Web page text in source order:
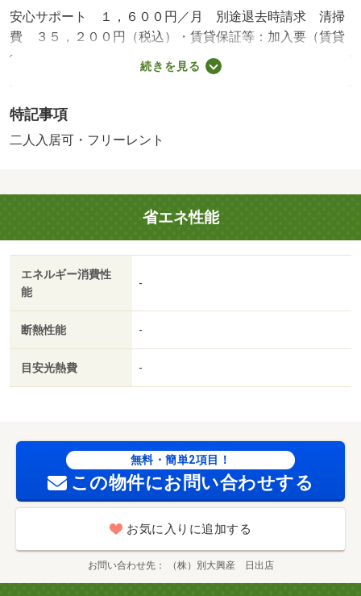
安心サポート １，６００円／月 別途退去時請求 清掃
費 ３５，２００円（税込）・賃貸保証等：加入要（賃貸
保証料 ４１，６８０円 更新料無）・維持費等：町内会
費３００円／月・フリーレントあり：１ヶ月・★日出町中
便利なエリアです☆/投てき用消火剤（１本 7260円/サニタ
リー 22000円
続きを見る
特記事項
二人入居可・フリーレント
省エネ性能
エネルギー消費性
能
-
断熱性能 -
目安光熱費 -
無料・簡単2項目！
この物件にお問い合わせする
お気に入りに追加する
お問い合わせ先 （株）別大興産 日出店